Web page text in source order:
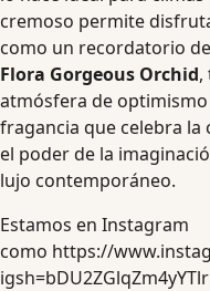
cremoso permite
como un recordatorio
Flora Gorgeous Orchid,
atmósfera de
fragancia que celebra la
el poder de la
lujo contemporáneo.
Estamos en Instagram
como https://
igsh=bDU2ZGlqZm4yYTlr